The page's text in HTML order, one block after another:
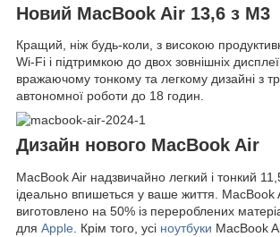
Новий MacBook Air 13,6 з M3
Кращий, ніж будь-коли, з високою
Wi-Fi і підтримкою до двох зовнішніх
вражаючому тонкому та легкому дизайні з
автономної роботи до 18 годин.
Дизайн нового MacBook Air
MacBook Air надзвичайно легкий і тонкий
ідеально впишеться у ваше життя. MacBook
виготовлено на 50% із перероблених
для Apple . Крім того, усі ноутбуки MacBook